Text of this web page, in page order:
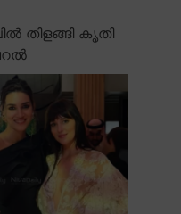
തിളങ്ങി കൃതി